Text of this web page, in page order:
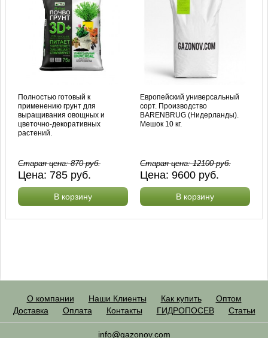
Полностью готовый к
применению грунт для
выращивания овощных и
цветочно-декоративных
растений.
Старая цена:870руб.
Цена: 785 руб.
В корзину
Европейский универсальный
сорт. Производство
BARENBRUG (Нидерланды).
Мешок 10 кг.
Старая цена:12100руб.
Цена: 9600 руб.
В корзину
О компании Наши Клиенты Как купить
Оптом
Доставка
Оплата Контакты ГИДРОПОСЕВ Статьи
info@gazonov.com